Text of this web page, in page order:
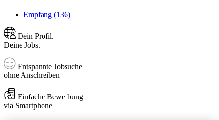
Empfang (136)
Dein Profil.
Deine Jobs.
Entspannte Jobsuche
ohne Anschreiben
Einfache Bewerbung
via Smartphone